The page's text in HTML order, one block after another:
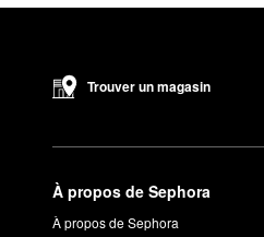
Trouver un magasin
À propos de Sephora
À propos de Sephora